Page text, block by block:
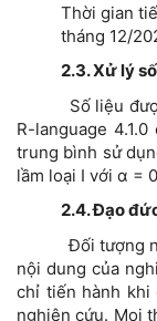
Thời gian
tháng 12/
2.3. Xử lý
Số liệu được
R-language
trung bình sử
lầm loại I với α =
2.4. Đạo
Đối tượng
nội dung của
chỉ tiến hành khi
nghiên cứu. Mọi